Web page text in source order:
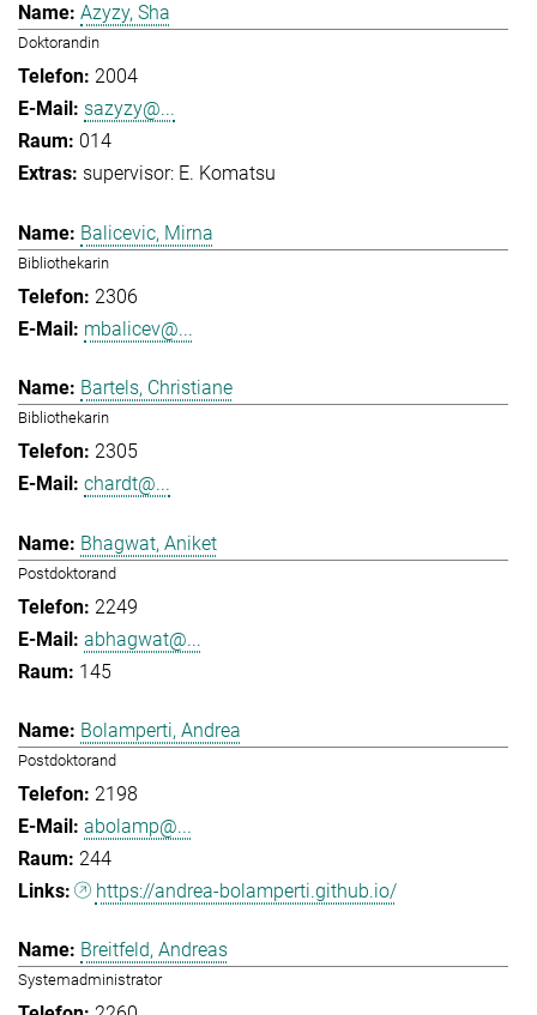
Azyzy, Sha
Doktorandin
2004
sazyzy@...
014
supervisor: E. Komatsu
Balicevic, Mirna
Bibliothekarin
2306
mbalicev@...
Bartels, Christiane
Bibliothekarin
2305
chardt@...
Bhagwat, Aniket
Postdoktorand
2249
abhagwat@...
145
Bolamperti, Andrea
Postdoktorand
2198
abolamp@...
244
https://andrea-bolamperti.github.io/
Breitfeld, Andreas
Systemadministrator